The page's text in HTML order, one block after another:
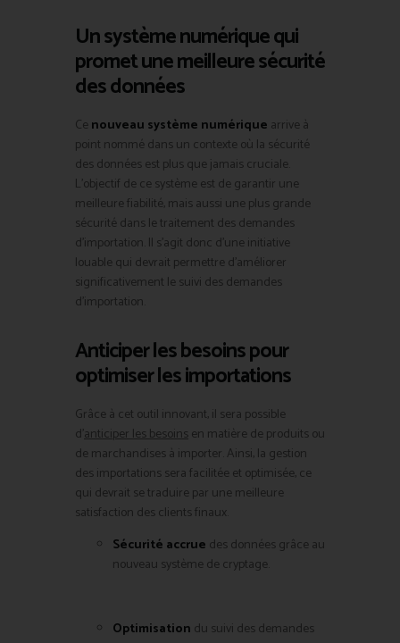
Un système numérique qui
promet une meilleure sécurité
des données
Ce nouveau système numérique arrive à
point nommé dans un contexte où la sécurité
des données est plus que jamais cruciale.
L’objectif de ce système est de garantir une
meilleure fiabilité, mais aussi une plus grande
sécurité dans le traitement des demandes
d’importation. Il s’agit donc d’une initiative
louable qui devrait permettre d’améliorer
significativement le suivi des demandes
d’importation.
Anticiper les besoins pour
optimiser les importations
Grâce à cet outil innovant, il sera possible
d’anticiper les besoinsen matière de produits ou
de marchandises à importer. Ainsi, la gestion
des importations sera facilitée et optimisée, ce
qui devrait se traduire par une meilleure
satisfaction des clients finaux.
Sécurité accrue des données grâce au
nouveau système de cryptage.
Optimisation du suivi des demandes